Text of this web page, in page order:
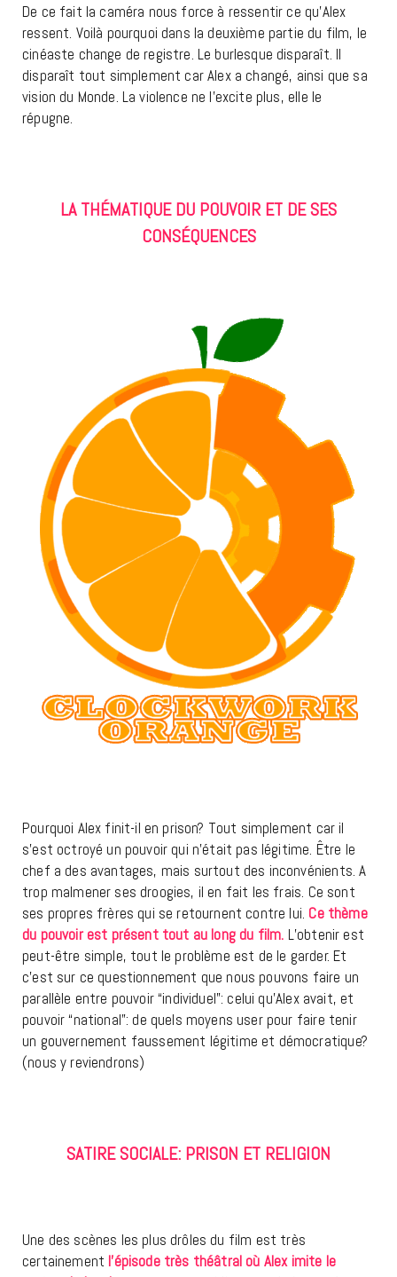
De ce fait la caméra nous force à ressentir ce qu’Alex
ressent. Voilà pourquoi dans la deuxième partie du film, le
cinéaste change de registre. Le burlesque disparaît. Il
disparaît tout simplement car Alex a changé, ainsi que sa
vision du Monde. La violence ne l’excite plus, elle le
répugne.
LA THÉMATIQUE DU POUVOIR ET DE SES
CONSÉQUENCES
Pourquoi Alex finit-il en prison? Tout simplement car il
s’est octroyé un pouvoir qui n’était pas légitime. Être le
chef a des avantages, mais surtout des inconvénients. A
trop malmener ses droogies, il en fait les frais. Ce sont
ses propres frères qui se retournent contre lui. Ce thème
du pouvoir est présent tout au long du film. L’obtenir est
peut-être simple, tout le problème est de le garder. Et
c’est sur ce questionnement que nous pouvons faire un
parallèle entre pouvoir “individuel”: celui qu’Alex avait, et
pouvoir “national”: de quels moyens user pour faire tenir
un gouvernement faussement légitime et démocratique?
(nous y reviendrons)
SATIRE SOCIALE: PRISON ET RELIGION
Une des scènes les plus drôles du film est très
certainement l’épisode très théâtral où Alex imite le